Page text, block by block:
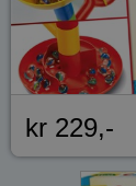
kr 229,-